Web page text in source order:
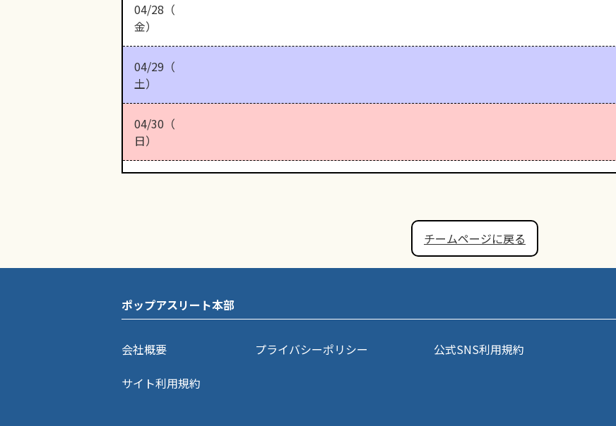
04/28（
金）
04/29（
土）
04/30（
日）
チームページに戻る
ポップアスリート本部
会社概要 プライバシーポリシー
公式SNS利用規約
サイト利用規約